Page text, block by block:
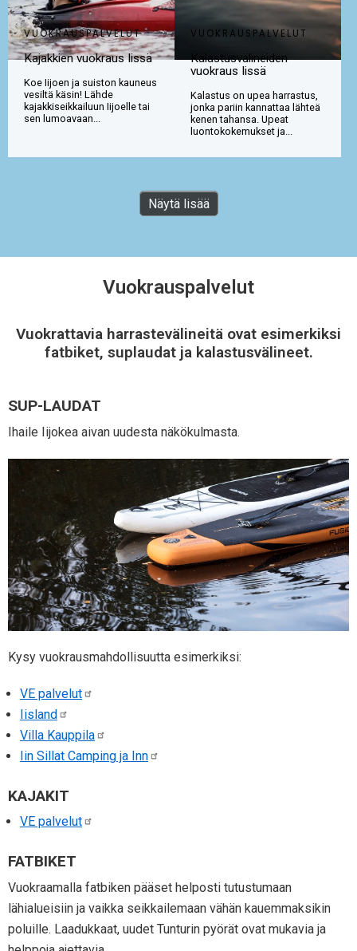
VUOKRAUSPALVELUT
Kajakkien vuokraus Iissä
Koe Iijoen ja suiston kauneus
vesiltä käsin! Lähde
kajakkiseikkailuun Iijoelle tai
sen lumoavaan...
VUOKRAUSPALVELUT
Kalastusvälineiden
vuokraus Iissä
Kalastus on upea harrastus,
jonka pariin kannattaa lähteä
kenen tahansa. Upeat
luontokokemukset ja...
Näytä lisää
Vuokrauspalvelut
Vuokrattavia harrastevälineitä ovat esimerkiksi
fatbiket, suplaudat ja kalastusvälineet.
SUP-LAUDAT
Ihaile Iijokea aivan uudesta näkökulmasta.
Kysy vuokrausmahdollisuutta esimerkiksi:
VE palvelut
Iisland
Villa Kauppila
Iin Sillat Camping ja Inn
KAJAKIT
VE palvelut
FATBIKET
Vuokraamalla fatbiken pääset helposti tutustumaan
lähialueisiin ja vaikka seikkailemaan vähän kauemmaksikin
poluille. Laadukkaat, uudet Tunturin pyörät ovat mukavia ja